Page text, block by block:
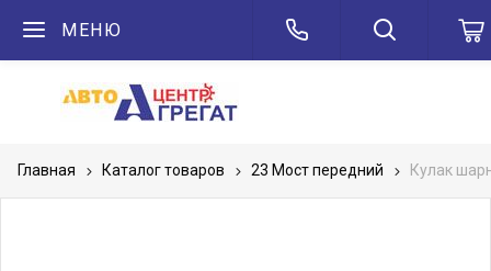
МЕНЮ
Главная Каталог товаров 23 Мост передний Кулак